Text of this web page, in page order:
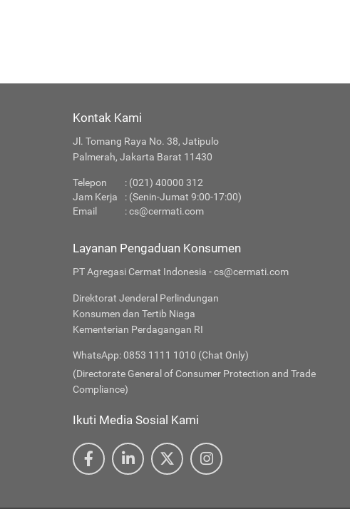
Kontak Kami
Jl. Tomang Raya No. 38, Jatipulo
Palmerah, Jakarta Barat 11430
Telepon
: (021) 40000 312
Jam Kerja
: (Senin-Jumat 9:00-17:00)
Email
:cs@cermati.com
Layanan Pengaduan Konsumen
PT Agregasi Cermat Indonesia - cs@cermati.com
Direktorat Jenderal Perlindungan
Konsumen dan Tertib Niaga
Kementerian Perdagangan RI
WhatsApp: 0853 1111 1010 (Chat Only)
(Directorate General of Consumer Protection and Trade
Compliance)
Ikuti Media Sosial Kami